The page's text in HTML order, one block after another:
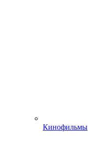
Кинофильмы